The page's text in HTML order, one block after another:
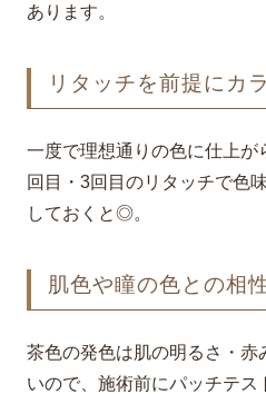
あります。
リタッチを前提にカ
一度で理想通りの色に仕上が
回目・3回目のリタッチで色
しておくと◎。
肌色や瞳の色との相
茶色の発色は肌の明るさ・赤
いので、施術前にパッチテス